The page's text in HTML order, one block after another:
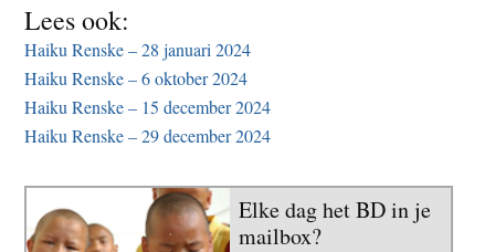
Lees ook:
Haiku Renske – 28 januari 2024
Haiku Renske – 6 oktober 2024
Haiku Renske – 15 december 2024
Haiku Renske – 29 december 2024
Elke dag het BD in je
mailbox?